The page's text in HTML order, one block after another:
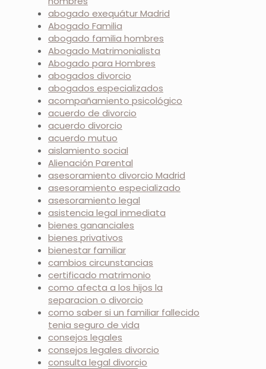
abogado exequátur Madrid
Abogado Familia
abogado familia hombres
Abogado Matrimonialista
Abogado para Hombres
abogados divorcio
abogados especializados
acompañamiento psicológico
acuerdo de divorcio
acuerdo divorcio
acuerdo mutuo
aislamiento social
Alienación Parental
asesoramiento divorcio Madrid
asesoramiento especializado
asesoramiento legal
asistencia legal inmediata
bienes gananciales
bienes privativos
bienestar familiar
cambios circunstancias
certificado matrimonio
como afecta a los hijos la
separacion o divorcio
como saber si un familiar fallecido
tenia seguro de vida
consejos legales
consejos legales divorcio
consulta legal divorcio